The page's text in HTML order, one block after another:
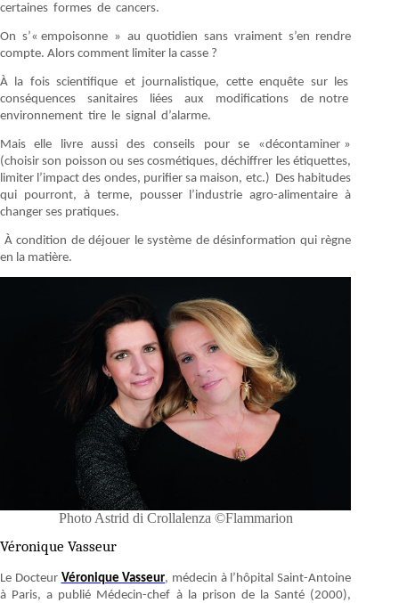
certaines formes de cancers.
On s’« empoisonne » au quotidien sans vraiment s’en rendre
compte. Alors comment limiter la casse ?
À la fois scientifique et journalistique, cette enquête sur les
conséquences sanitaires liées aux modifications de notre
environnement tire le signal d’alarme.
Mais elle livre aussi des conseils pour se «décontaminer »
(choisir son poisson ou ses cosmétiques, déchiffrer les étiquettes,
limiter l’impact des ondes, purifier sa maison, etc.) Des habitudes
qui pourront, à terme, pousser l’industrie agro-alimentaire à
changer ses pratiques.
À condition de déjouer le système de désinformation qui règne
en la matière.
Photo Astrid di Crollalenza ©Flammarion
Véronique Vasseur
Le Docteur Véronique Vasseur, médecin à l’hôpital Saint-Antoine
à Paris, a publié Médecin-chef à la prison de la Santé (2000),